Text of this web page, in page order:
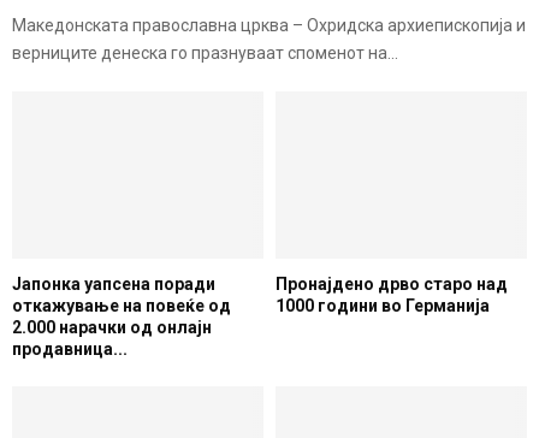
Македонската православна црква – Охридска архиепископија и
верниците денеска го празнуваат споменот на...
Јапонка уапсена поради
откажување на повеќе од
2.000 нарачки од онлајн
продавница...
Пронајдено дрво старо над
1000 години во Германија